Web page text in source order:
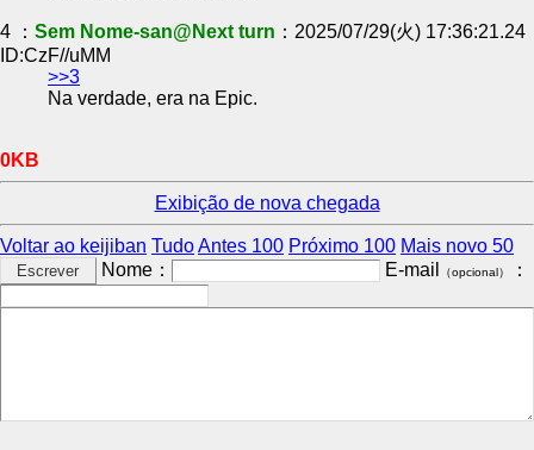
4 ： Sem Nome-san@Next turn ：2025/07/29(火) 17:36:21.24
ID:CzF//uMM
>>3
Na verdade, era na Epic.
0KB
Exibição de nova chegada
Voltar ao keijiban TudoAntes 100 Próximo 100 Mais novo 50
Nome：
E-mail （opcional） ：